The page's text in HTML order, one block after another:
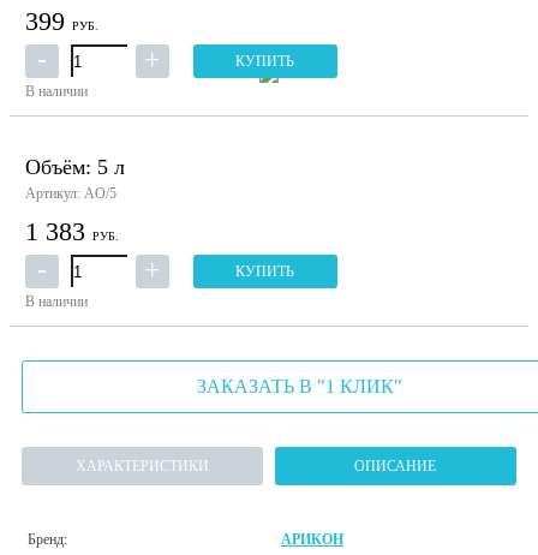
399 РУБ.
КУПИТЬ
В наличии
Объём: 5 л
Артикул: AО/5
1 383 РУБ.
КУПИТЬ
В наличии
ЗАКАЗАТЬ В "1 КЛИК"
ХАРАКТЕРИСТИКИ ОПИСАНИЕ
Бренд: АРИКОН